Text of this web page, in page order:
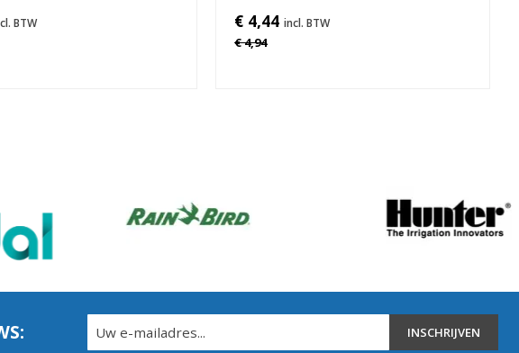
€ 4,44
€ 4,94
INSCHRIJVEN